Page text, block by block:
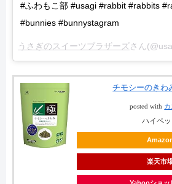
#ふわもこ部 #usagi #rabbit #rabbits
#bunnies #bunnystagram
うさぎのスイーツブラザーズさん
チモシーのきわ
posted with
ハイペッ
楽天市